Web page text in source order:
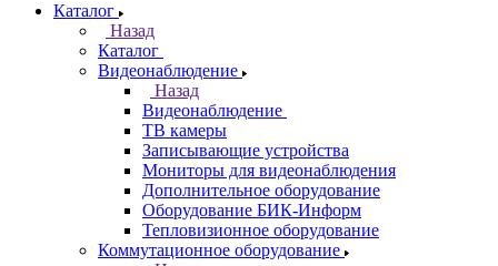
Каталог
Назад
Каталог
Видеонаблюдение
Назад
Видеонаблюдение
ТВ камеры
Записывающие устройства
Мониторы для видеонаблюдения
Дополнительное оборудование
Оборудование БИК-Информ
Тепловизионное оборудование
Коммутационное оборудование